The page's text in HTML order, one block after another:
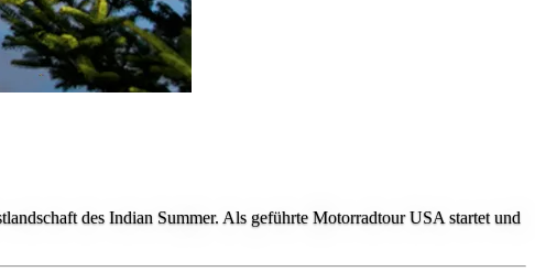
des Indian Summer. Als geführte Motorradtour USA startet und